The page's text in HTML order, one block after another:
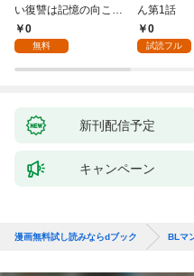
い復讐は記憶の向こう
側～(1)
0
無料
ん第1話
0
試読フル
新刊配信予定
キャンペーン
漫画無料試し読みならdブック BLマ